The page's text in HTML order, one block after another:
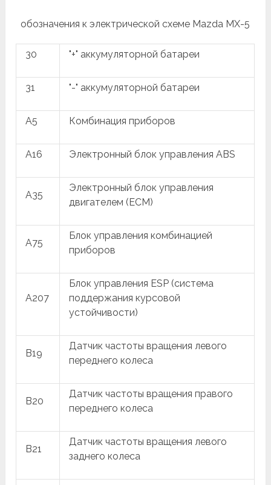
обозначения к электрической схеме Mazda MX-5
30 "+" аккумуляторной батареи
31 "-" аккумуляторной батареи
A5 Комбинация приборов
A16 Электронный блок управления ABS
A35
Электронный блок управления
двигателем (ECM)
A75
Блок управления комбинацией
приборов
A207
Блок управления ESP (система
поддержания курсовой
устойчивости)
B19
Датчик частоты вращения левого
переднего колеса
B20
Датчик частоты вращения правого
переднего колеса
B21
Датчик частоты вращения левого
заднего колеса